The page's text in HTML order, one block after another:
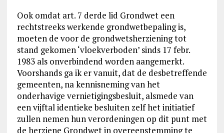
Ook omdat art. 7 derde lid Grondwet een
rechtstreeks werkende grondwetbepaling is,
moeten de voor de grondwetsherziening tot
stand gekomen ‘vloekverboden’ sinds 17 febr.
1983 als onverbindend worden aangemerkt.
Voorshands ga ik er vanuit, dat de desbetreffende
gemeenten, na kennisneming van het
onderhavige vernietigingsbesluit, alsmede van
een vijftal identieke besluiten zelf het initiatief
zullen nemen hun verordeningen op dit punt met
de herziene Grondwet in overeenstemming te